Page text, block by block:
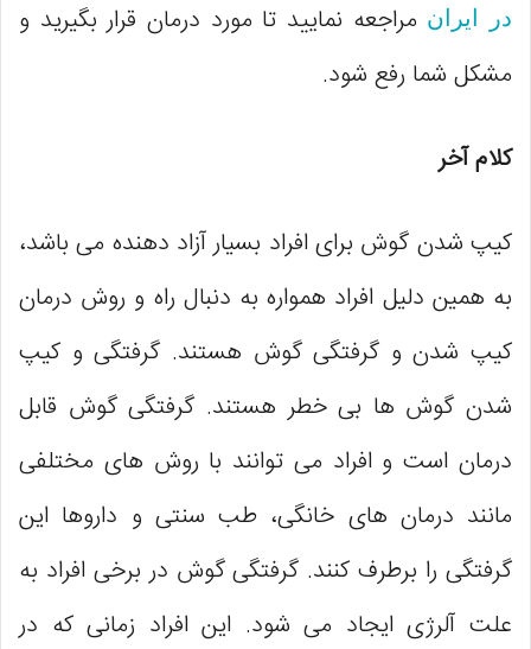
در ایران مراجعه نمایید تا مورد درمان قرار بگیرید و
مشکل شما رفع شود.
کلام آخر
کیپ شدن گوش برای افراد بسیار آزاد دهنده می باشد،
به همین دلیل افراد همواره به دنبال راه و روش درمان
کیپ شدن و گرفتگی گوش هستند. گرفتگی و کیپ
شدن گوش ‌ها بی‌ خطر هستند. گرفتگی گوش قابل
درمان است و افراد می توانند با روش های مختلفی
مانند درمان های خانگی، طب سنتی و داروها این
گرفتگی را برطرف کنند. گرفتگی گوش در برخی افراد به
علت آلرژی ایجاد می شود. این افراد زمانی که در